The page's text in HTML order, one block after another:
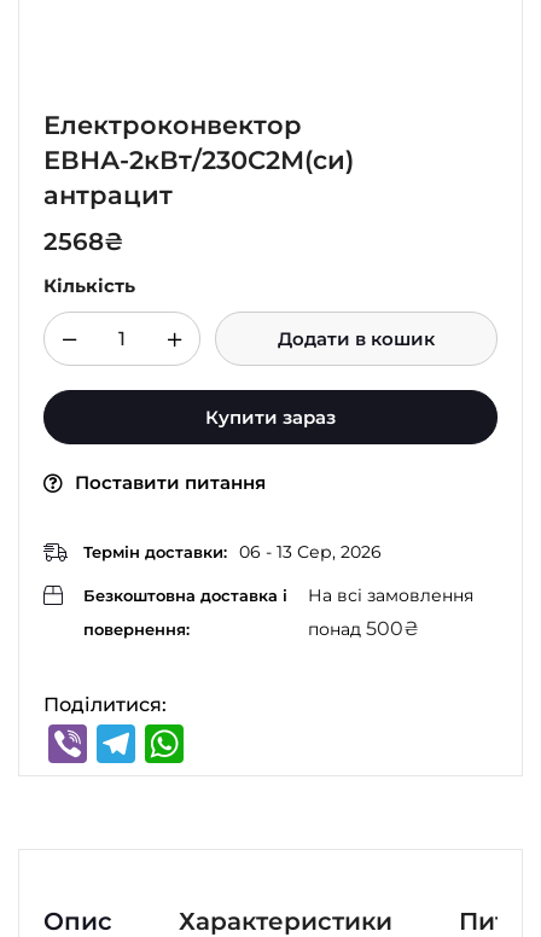
Електроконвектор
ЕВНА-2кВт/230С2М(си)
антрацит
2568₴
Кількість
Додати в кошик
Купити зараз
Поставити питання
Термін доставки: 06 - 13 Сер, 2026
Безкоштовна доставка і
повернення:
На всі замовлення
понад 500₴
Поділитися:
ViberTelegram
Опис Характеристики